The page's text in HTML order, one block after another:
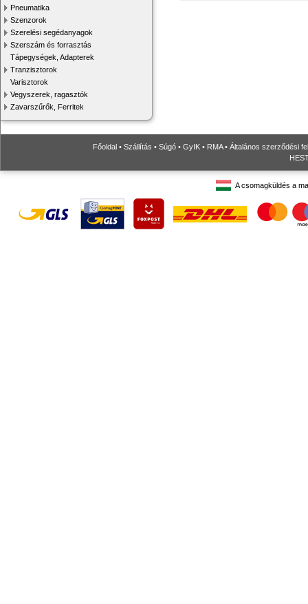
Pneumatika
Szenzorok
Szerelési segédanyagok
Szerszám és forrasztás
Tápegységek, Adapterek
Tranzisztorok
Varisztorok
Vegyszerek, ragasztók
Zavarszűrők, Ferritek
Főoldal • Szállítás • Súgó • GyIK • RMA• Általános szerződési
A csomagküldés a